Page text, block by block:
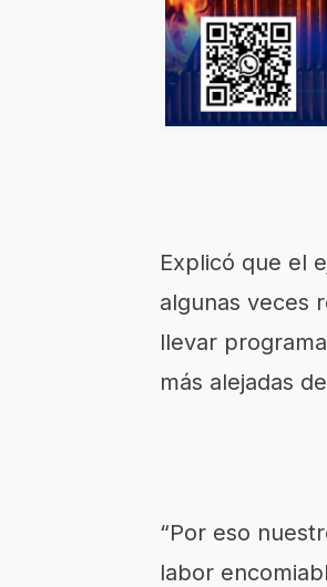
Explicó que el
algunas veces
llevar
más alejadas
“Por eso
labor